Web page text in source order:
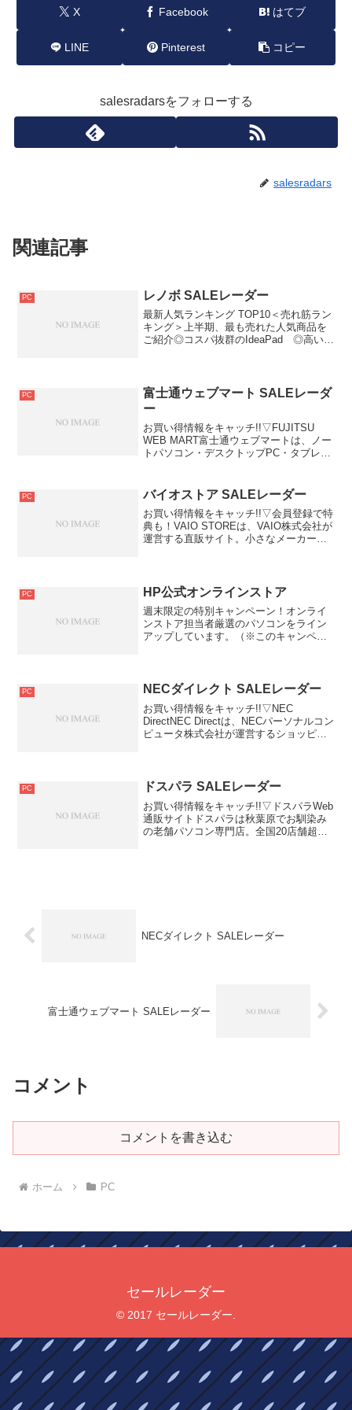
X Facebook はてブ
LINE Pinterest コピー
salesradarsをフォローする
salesradars
関連記事
PC レノボ SALEレーダー
最新人気ランキング TOP10＜売れ筋ラン
キング＞上半期、最も売れた人気商品を
ご紹介◎コスパ抜群のIdeaPad ◎高い信
PC
富士通ウェブマート SALEレーダ
ー
お買い得情報をキャッチ!!▽FUJITSU
WEB MART富士通ウェブマートは、ノー
トパソコン・デスクトップPC・タブレッ
揃えと特価商品が用意されています。▽
富士通...
PC バイオストア SALEレーダー
お買い得情報をキャッチ!!▽会員登録で特
典も！VAIO STOREは、VAIO株式会社が
運営する直販サイト。小さなメーカーに
▽VAIO ...
PC HP公式オンラインストア
週末限定の特別キャンペーン！オンライ
ンストア担当者厳選のパソコンをライン
アップしています。（※このキャンペー
ン・デスクトップパソコン...
PC NECダイレクト SALEレーダー
お買い得情報をキャッチ!!▽NEC
DirectNEC Directは、NECパーソナルコン
ピュータ株式会社が運営するショッピン
PC ドスパラ SALEレーダー
お買い得情報をキャッチ!!▽ドスパラWeb
通販サイトドスパラは秋葉原でお馴染み
の老舗パソコン専門店。全国20店舗超！
NECダイレクト SALEレーダー
富士通ウェブマート SALEレーダー
コメント
コメントを書き込む
ホーム PC
セールレーダー
© 2017 セールレーダー.